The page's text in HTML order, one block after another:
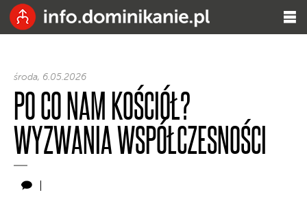
środa, 6.05.2026
PO CO NAM KOŚCIÓŁ?
WYZWANIA WSPÓŁCZESNOŚCI